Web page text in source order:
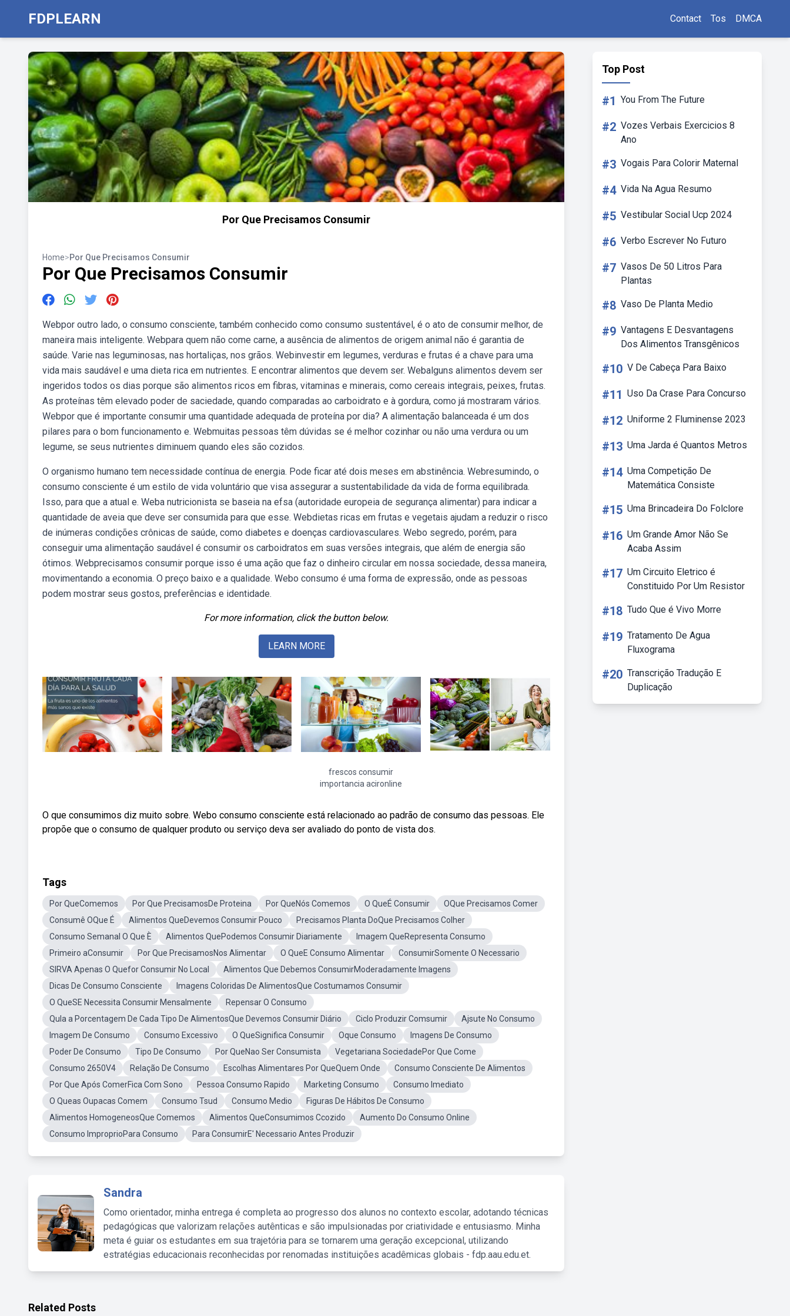
FDPLEARN Contact Tos DMCA
Por Que Precisamos Consumir
Home>Por Que Precisamos Consumir
Por Que Precisamos Consumir
Webpor outro lado, o consumo consciente, também conhecido como consumo sustentável, é o ato de consumir melhor, de
maneira mais inteligente. Webpara quem não come carne, a ausência de alimentos de origem animal não é garantia de
saúde. Varie nas leguminosas, nas hortaliças, nos grãos. Webinvestir em legumes, verduras e frutas é a chave para uma
vida mais saudável e uma dieta rica em nutrientes. E encontrar alimentos que devem ser. Webalguns alimentos devem ser
ingeridos todos os dias porque são alimentos ricos em fibras, vitaminas e minerais, como cereais integrais, peixes, frutas.
As proteínas têm elevado poder de saciedade, quando comparadas ao carboidrato e à gordura, como já mostraram vários.
Webpor que é importante consumir uma quantidade adequada de proteína por dia? A alimentação balanceada é um dos
pilares para o bom funcionamento e. Webmuitas pessoas têm dúvidas se é melhor cozinhar ou não uma verdura ou um
legume, se seus nutrientes diminuem quando eles são cozidos.
O organismo humano tem necessidade contínua de energia. Pode ficar até dois meses em abstinência. Webresumindo, o
consumo consciente é um estilo de vida voluntário que visa assegurar a sustentabilidade da vida de forma equilibrada.
Isso, para que a atual e. Weba nutricionista se baseia na efsa (autoridade europeia de segurança alimentar) para indicar a
quantidade de aveia que deve ser consumida para que esse. Webdietas ricas em frutas e vegetais ajudam a reduzir o risco
de inúmeras condições crônicas de saúde, como diabetes e doenças cardiovasculares. Webo segredo, porém, para
conseguir uma alimentação saudável é consumir os carboidratos em suas versões integrais, que além de energia são
ótimos. Webprecisamos consumir porque isso é uma ação que faz o dinheiro circular em nossa sociedade, dessa maneira,
movimentando a economia. O preço baixo e a qualidade. Webo consumo é uma forma de expressão, onde as pessoas
podem mostrar seus gostos, preferências e identidade.
For more information, click the button below.
LEARN MORE
frescos consumir
importancia acironline
O que consumimos diz muito sobre. Webo consumo consciente está relacionado ao padrão de consumo das pessoas. Ele
propõe que o consumo de qualquer produto ou serviço deva ser avaliado do ponto de vista dos.
Tags
Por QueComemos Por Que PrecisamosDe Proteina Por QueNós Comemos O QueÉ Consumir
OQue Precisamos Comer
Consumê OQue É
Alimentos QueDevemos Consumir Pouco
Precisamos Planta DoQue Precisamos Colher
Consumo Semanal O Que È
Alimentos QuePodemos Consumir Diariamente
Imagem QueRepresenta Consumo
Primeiro aConsumir
Por Que PrecisamosNos Alimentar O QueE Consumo Alimentar
ConsumirSomente O Necessario
SIRVA Apenas O Quefor Consumir No Local
Alimentos Que Debemos ConsumirModeradamente Imagens
Dicas De Consumo Consciente
Imagens Coloridas De AlimentosQue Costumamos Consumir
O QueSE Necessita Consumir Mensalmente
Repensar O Consumo
Qula a Porcentagem De Cada Tipo De AlimentosQue Devemos Consumir Diário
Ciclo Produzir Comsumir
Ajsute No Consumo
Imagem De Consumo
Consumo Excessivo O QueSignifica Consumir Oque Consumo
Imagens De Consumo
Poder De Consumo
Tipo De Consumo Por QueNao Ser Consumista
Vegetariana SociedadePor Que Come
Consumo 2650V4
Relação De Consumo Escolhas Alimentares Por QueQuem Onde
Consumo Consciente De Alimentos
Por Que Após ComerFica Com Sono
Pessoa Consumo Rapido Marketing Consumo
Consumo Imediato
O Queas Oupacas Comem
Consumo Tsud Consumo Medio
Figuras De Hábitos De Consumo
Alimentos HomogeneosQue Comemos
Alimentos QueConsumimos Ccozido
Aumento Do Consumo Online
Consumo ImproprioPara Consumo
Para ConsumirE' Necessario Antes Produzir
Sandra
Como orientador, minha entrega é completa ao progresso dos alunos no contexto escolar, adotando técnicas
pedagógicas que valorizam relações autênticas e são impulsionadas por criatividade e entusiasmo. Minha
meta é guiar os estudantes em sua trajetória para se tornarem uma geração excepcional, utilizando
estratégias educacionais reconhecidas por renomadas instituições acadêmicas globais - fdp.aau.edu.et.
Top Post
#1 You From The Future
#2 Vozes Verbais Exercicios 8
Ano
#3 Vogais Para Colorir Maternal
#4 Vida Na Agua Resumo
#5 Vestibular Social Ucp 2024
#6 Verbo Escrever No Futuro
#7 Vasos De 50 Litros Para
Plantas
#8 Vaso De Planta Medio
#9 Vantagens E Desvantagens
Dos Alimentos Transgênicos
#10 V De Cabeça Para Baixo
#11 Uso Da Crase Para Concurso
#12 Uniforme 2 Fluminense 2023
#13 Uma Jarda é Quantos Metros
#14 Uma Competição De
Matemática Consiste
#15 Uma Brincadeira Do Folclore
#16 Um Grande Amor Não Se
Acaba Assim
#17 Um Circuito Eletrico é
Constituido Por Um Resistor
#18 Tudo Que é Vivo Morre
#19 Tratamento De Agua
Fluxograma
#20 Transcrição Tradução E
Duplicação
Related Posts